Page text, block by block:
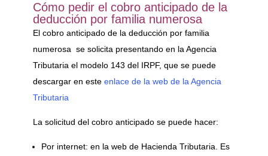
Cómo pedir el cobro anticipado de la
deducción por familia numerosa
El cobro anticipado de la deducción por familia
numerosa se solicita presentando en la Agencia
Tributaria el modelo 143 del IRPF, que se puede
descargar en esteenlace de la web de la Agencia
Tributaria
La solicitud del cobro anticipado se puede hacer:
Por internet: en la web de Hacienda Tributaria. Es